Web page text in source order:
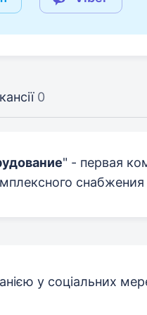
0
" - первая
у соціальних